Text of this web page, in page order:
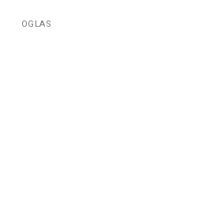
OGLAS